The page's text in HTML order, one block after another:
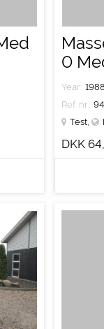
0
Year:
Ref. nr.:
Test ,
DKK